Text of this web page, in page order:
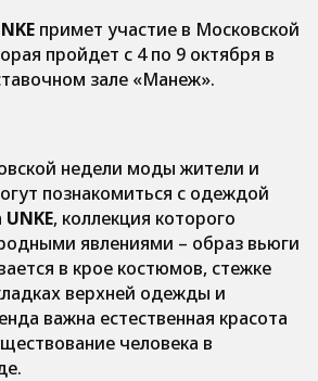
примет участие в Московской
пройдет с 4 по 9 октября в
зале «Манеж».
недели моды жители и
познакомиться с одеждой
UNKE, коллекция которого
явлениями – образ вьюги
в крое костюмов, стежке
верхней одежды и
важна естественная красота
человека в